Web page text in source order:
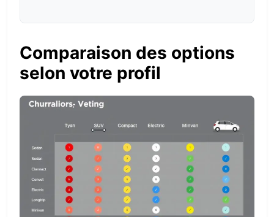
Comparaison des options
selon votre profil